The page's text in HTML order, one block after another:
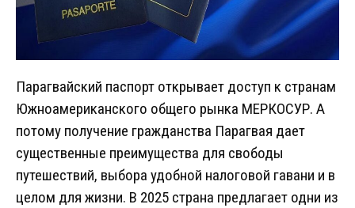
Парагвайский паспорт открывает доступ к странам
Южноамериканского общего рынка МЕРКОСУР. А
потому получение гражданства Парагвая дает
существенные преимущества для свободы
путешествий, выбора удобной налоговой гавани и в
целом для жизни. В 2025 страна предлагает одни из